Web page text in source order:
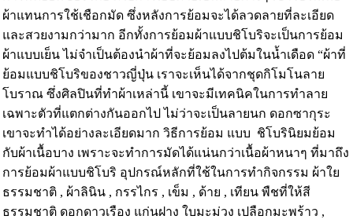
ผ้าแทนการใช้เชือกมัด ซึ่งหลังการย้อมจะได้ลวดลายที่ละเอียด
และสวยงามกว่ามาก อีกทั้งการย้อมผ้าแบบชิโบริจะเป็นการย้อม
ผ้าแบบเย็น ไม่จำเป็นต้องนำผ้าที่จะย้อมลงไปต้มในน้ำเดือด “ผ้าที่
ย้อมแบบชิโบริของชาวญี่ปุ่น เราจะเห็นได้จากชุดกิโมโนลาย
โบราณ ซึ่งศิลปินที่ทำผ้าเหล่านี้ เขาจะมีเทคนิคในการทำลาย
เฉพาะตัวที่แตกต่างกันออกไป ไม่ว่าจะเป็นลายนก ดอกซากุระ
เขาจะทำได้อย่างละเอียดมาก วิธีการย้อม แบบ ชิโบรินิยมย้อม
กับผ้าเนื้อบาง เพราะจะทำการมัดได้แน่นกว่าเนื้อผ้าหนาๆ ที่มาถึง
การย้อมผ้าแบบชิโบริ อุปกรณ์หลักที่ใช้ในการทำกิจกรรม ผ้าใย
ธรรมชาติ , ผ้าลินิน , กรรไกร , เข็ม , ด้าย , เทียน พืชที่ให้สี
ธรรมชาติ ดอกดาวเรือง แก่นฝาง ใบมะม่วง เปลือกมะพร้าว ,